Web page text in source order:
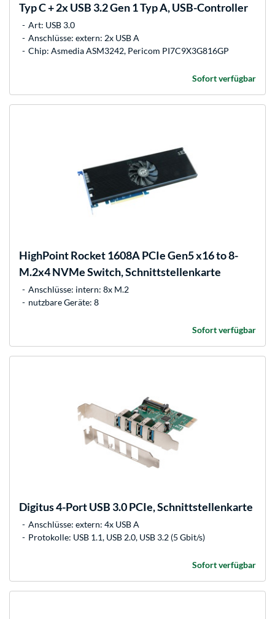
Typ C + 2x USB 3.2 Gen 1 Typ A, USB-Controller
Art: USB 3.0
Anschlüsse: extern: 2x USB A
Chip: Asmedia ASM3242, Pericom PI7C9X3G816GP
Sofort verfügbar
HighPointRocket 1608A PCIe Gen5 x16 to 8-
M.2x4 NVMe Switch, Schnittstellenkarte
Anschlüsse: intern: 8x M.2
nutzbare Geräte: 8
Sofort verfügbar
Digitus4-Port USB 3.0 PCIe, Schnittstellenkarte
Anschlüsse: extern: 4x USB A
Protokolle: USB 1.1, USB 2.0, USB 3.2 (5 Gbit/s)
Sofort verfügbar